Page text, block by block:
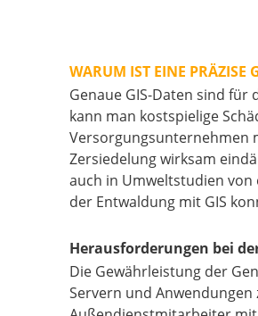
WARUM IST EINE PRÄZISE
Genaue GIS-Daten sind
kann man kostspielige
Versorgungsunternehmen
Zersiedelung wirksam
auch in Umweltstudien
der Entwaldung mit GIS
Herausforderungen bei
Die Gewährleistung der
Servern und